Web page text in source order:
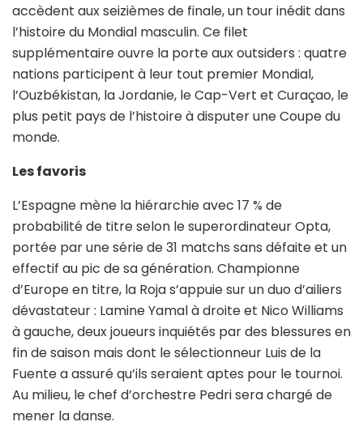
accèdent aux seizièmes de finale, un tour inédit dans
l’histoire du Mondial masculin. Ce filet
supplémentaire ouvre la porte aux outsiders : quatre
nations participent à leur tout premier Mondial,
l’Ouzbékistan, la Jordanie, le Cap-Vert et Curaçao, le
plus petit pays de l’histoire à disputer une Coupe du
monde.
Les favoris
L’Espagne mène la hiérarchie avec 17 % de
probabilité de titre selon le superordinateur Opta,
portée par une série de 31 matchs sans défaite et un
effectif au pic de sa génération. Championne
d’Europe en titre, la Roja s’appuie sur un duo d’ailiers
dévastateur : Lamine Yamal à droite et Nico Williams
à gauche, deux joueurs inquiétés par des blessures en
fin de saison mais dont le sélectionneur Luis de la
Fuente a assuré qu’ils seraient aptes pour le tournoi.
Au milieu, le chef d’orchestre Pedri sera chargé de
mener la danse.